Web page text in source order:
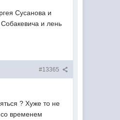
Сусанова и
и лень
#13365
? Хуже то не
временем